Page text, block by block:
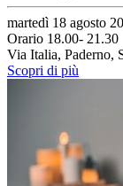
martedì 18 agosto
Orario 18.00- 21.30
Via Italia, Paderno,
Scopri di più